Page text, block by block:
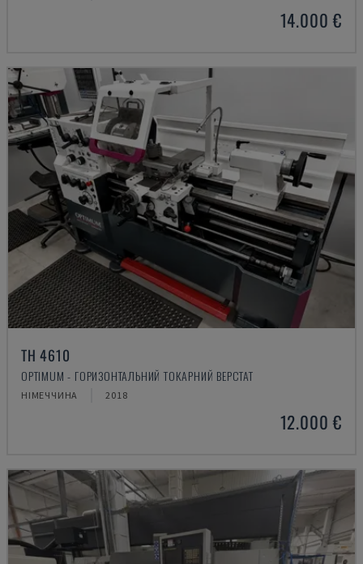
14.000 €
TH 4610
OPTIMUM - ГОРИЗОНТАЛЬНИЙ ТОКАРНИЙ ВЕРСТАТ
НІМЕЧЧИНА 2018
12.000 €